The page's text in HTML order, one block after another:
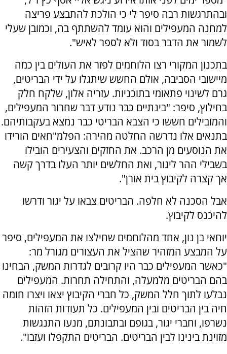
ובהתרגשות רבה סיפר לי כי הולכת להתבצע פריצה
למחנה המעפילים והוא עומד להשתתף בה, וכמובן שעלי
לשמור את הדבר בסוד ולא לספר לאיש".
בתכנון המקורי רצו הלוחמים לפזר את העולים בין כמה
מיישובי הסביבה, אולם החשש שיתגלו על ידי הבריטים,
גרם לשינוי פתאומי בתוכניות. עזריה אלון, שלקח חלק
בחילוץ, סיפר: "בינתיים כבר נודע דבר שחרור המעפילים,
והמובילים חששו כי הצבא הבריטי כבר נמצא בעקבותיהם.
בתנאים אלו נדרשה החלטה מהירה: הפלמ"חאים הורידו
את הנוסעים מן הרכב. את החזקים והצעירים הובילו
בשבילי ההר ליגור, ואת החלשים יותר העלו בדרך קשה
אך קצרה לקיבוץ בית אורן".
אבל הסכנה לא חלפה. הבריטים צבאו על יגור ודרשו
להיכנס לקיבוץ.
יוחאי בן נון, אחד מהלוחמים שחילצו את המעפילים, סיפר
על המבצע המזהיר שהציל את העצורים מגורל מר:
"כאשר המעפילים כבר היו קרובים לגדרות המשק, הבחינו
בהם הבריטים מלמעלה, והתחילה תחרות. המעפילים
נבלעו לתוך חלל המשק, כל חברי הקיבוץ יצאו ויצרו חומה
חיה בין הבריטים ובין המעפילים. כל תעודות הזהות
נשרפו, וחברי יגור, בגופם ובתבונתם, מנעו התנגשות
מזוינת בינינו לבין הבריטים. הבריטים התקפלו ועזבו".